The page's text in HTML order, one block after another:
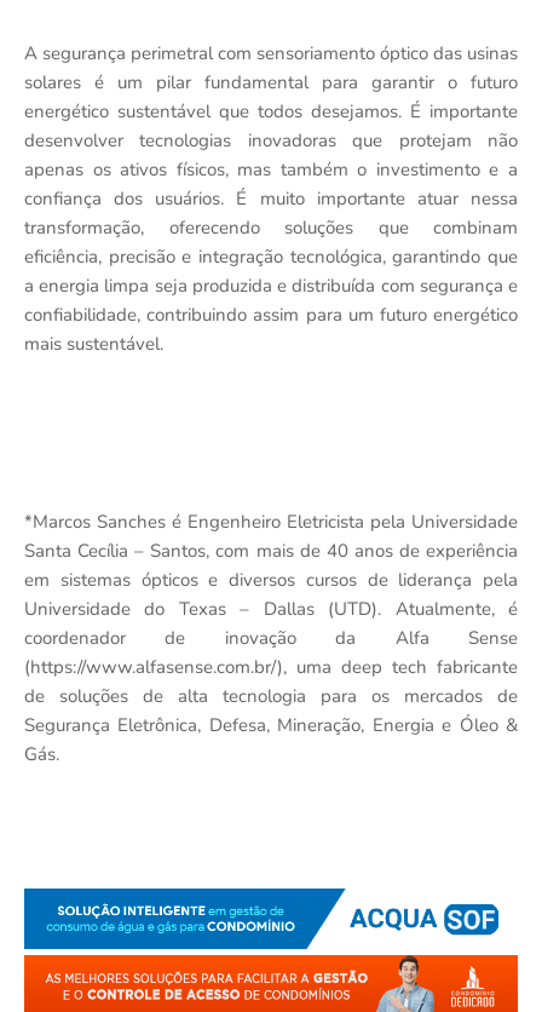
A segurança perimetral com sensoriamento óptico das usinas
solares é um pilar fundamental para garantir o futuro
energético sustentável que todos desejamos. É importante
desenvolver tecnologias inovadoras que protejam não
apenas os ativos físicos, mas também o investimento e a
confiança dos usuários. É muito importante atuar nessa
transformação, oferecendo soluções que combinam
eficiência, precisão e integração tecnológica, garantindo que
a energia limpa seja produzida e distribuída com segurança e
confiabilidade, contribuindo assim para um futuro energético
mais sustentável.
*Marcos Sanches é Engenheiro Eletricista pela Universidade
Santa Cecília – Santos, com mais de 40 anos de experiência
em sistemas ópticos e diversos cursos de liderança pela
Universidade do Texas – Dallas (UTD). Atualmente, é
coordenador de inovação da Alfa Sense
(https://www.alfasense.com.br/), uma deep tech fabricante
de soluções de alta tecnologia para os mercados de
Segurança Eletrônica, Defesa, Mineração, Energia e Óleo &
Gás.